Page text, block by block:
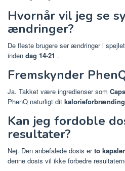
Hvornår vil jeg se
ændringer?
De fleste brugere ser ændringer i
inden dag 14-21 .
Fremskynder
Ja. Takket være ingredienser som
PhenQ naturligt dit
Kan jeg fordoble
resultater?
Nej. Den anbefalede dosis erto
denne dosis vil ikke forbedre